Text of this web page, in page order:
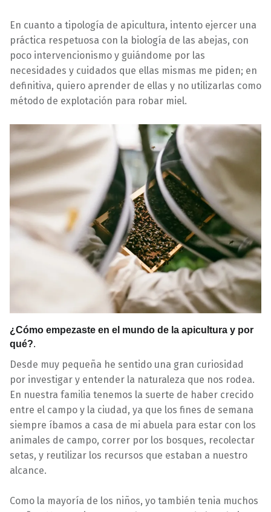
En cuanto a tipología de apicultura, intento ejercer una
práctica respetuosa con la biología de las abejas, con
poco intervencionismo y guiándome por las
necesidades y cuidados que ellas mismas me piden; en
definitiva, quiero aprender de ellas y no utilizarlas como
método de explotación para robar miel.
¿Cómo empezaste en el mundo de la apicultura y por
qué?.
Desde muy pequeña he sentido una gran curiosidad
por investigar y entender la naturaleza que nos rodea.
En nuestra familia tenemos la suerte de haber crecido
entre el campo y la ciudad, ya que los fines de semana
siempre íbamos a casa de mi abuela para estar con los
animales de campo, correr por los bosques, recolectar
setas, y reutilizar los recursos que estaban a nuestro
alcance.
Como la mayoría de los niños, yo también tenia muchos